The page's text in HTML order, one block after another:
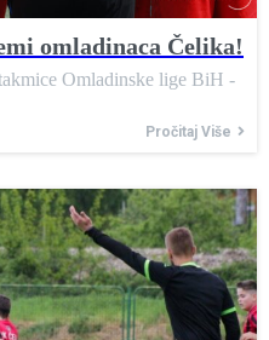
omladinaca Čelika!
Omladinske lige BiH -
Pročitaj Više